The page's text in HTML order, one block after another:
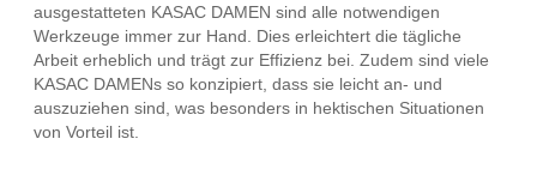
ausgestatteten KASAC DAMEN sind alle notwendigen
Werkzeuge immer zur Hand. Dies erleichtert die tägliche
Arbeit erheblich und trägt zur Effizienz bei. Zudem sind viele
KASAC DAMENs so konzipiert, dass sie leicht an- und
auszuziehen sind, was besonders in hektischen Situationen
von Vorteil ist.